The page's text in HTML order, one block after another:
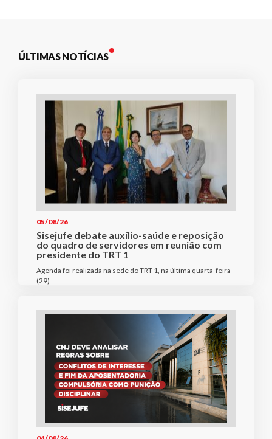
ÚLTIMAS NOTÍCIAS
05/08/26
Sisejufe debate auxílio-saúde e reposição
do quadro de servidores em reunião com
presidente do TRT 1
Agenda foi realizada na sede do TRT 1, na última quarta-feira
(29)